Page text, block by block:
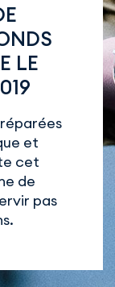
LE
et
cet
de
pas